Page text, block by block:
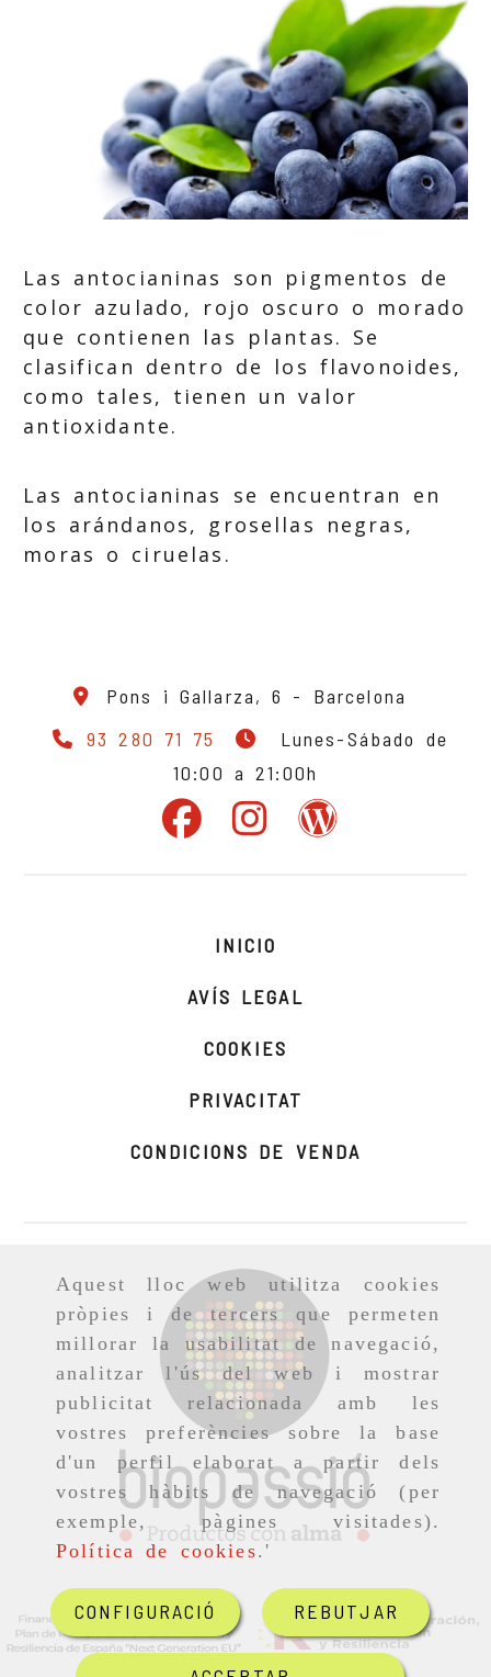
Aquest lloc web utilitza cookies
pròpies i de tercers que permeten
millorar la usabilitat de navegació,
analitzar l'ús del web i mostrar
publicitat relacionada amb les
vostres preferències sobre la base
d'un perfil elaborat a partir dels
vostres hàbits de navegació (per
exemple, pàgines visitades).
Política de cookies.'
CONFIGURACIÓ REBUTJAR
Las antocianinas son pigmentos de
color azulado, rojo oscuro o morado
que contienen las plantas. Se
clasifican dentro de los flavonoides,
como tales, tienen un valor
antioxidante.
Las antocianinas se encuentran en
los arándanos, grosellas negras,
moras o ciruelas.
Pons i Gallarza, 6 - Barcelona
93 280 71 75
Lunes-Sábado de
10:00 a 21:00h
INICIO
AVÍS LEGAL
COOKIES
PRIVACITAT
CONDICIONS DE VENDA